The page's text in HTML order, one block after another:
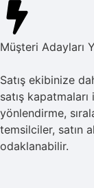
Müşteri Adayları
Satış ekibinize
satış
yönlendirme,
temsilciler, satın
odaklanabilir.